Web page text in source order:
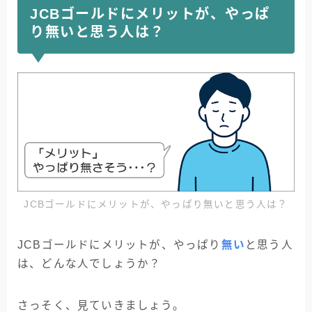
JCBゴールドにメリットが、やっぱ
り無いと思う人は？
JCBゴールドにメリットが、やっぱり無いと思う人は？
JCBゴールドにメリットが、やっぱり 無い と思う人
は、どんな人でしょうか？
さっそく、見ていきましょう。